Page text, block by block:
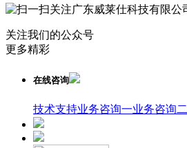
关注我们的公众号
更多精彩
在线咨询
技术支持业务咨询一业务咨询二